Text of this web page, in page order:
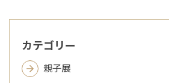
カテゴリー
親子展